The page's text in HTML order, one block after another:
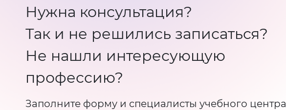
Нужна консультация?
Так и не решились записаться?
Не нашли интересующую
профессию?
Заполните форму и специалисты учебного центра